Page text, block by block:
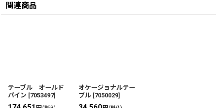
関連商品
テーブル オールド
パイン [7053497]
オケージョナルテー
ブル [7050029]